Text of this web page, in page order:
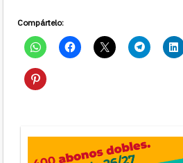
Compártelo: